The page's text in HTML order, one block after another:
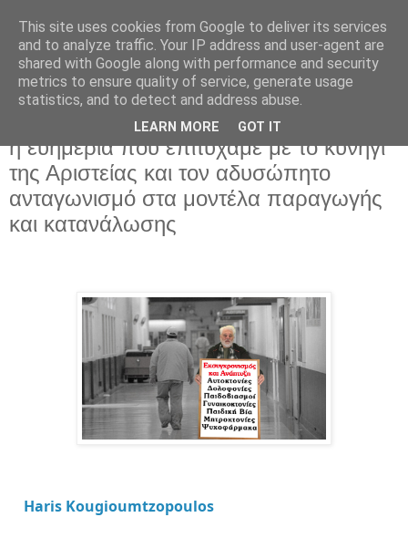
Κυριακή 14 Μαΐου 2023
η ευημερία που επιτύχαμε με το κυνήγι
της Αριστείας και τον αδυσώπητο
ανταγωνισμό στα μοντέλα παραγωγής
και κατανάλωσης
Haris Kougioumtzopoulos
This site uses cookies from Google to deliver its services
and to analyze traffic. Your IP address and user-agent are
shared with Google along with performance and security
metrics to ensure quality of service, generate usage
statistics, and to detect and address abuse.
LEARN MORE GOT IT